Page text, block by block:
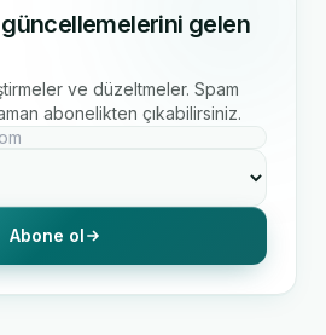
gelen
ve düzeltmeler. Spam
abonelikten çıkabilirsiniz.
Abone ol